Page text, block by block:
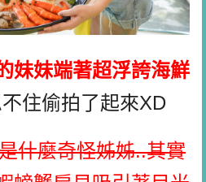
妹妹端著超浮誇海鮮
住偷拍了起來XD
什麼奇怪姊姊..其實